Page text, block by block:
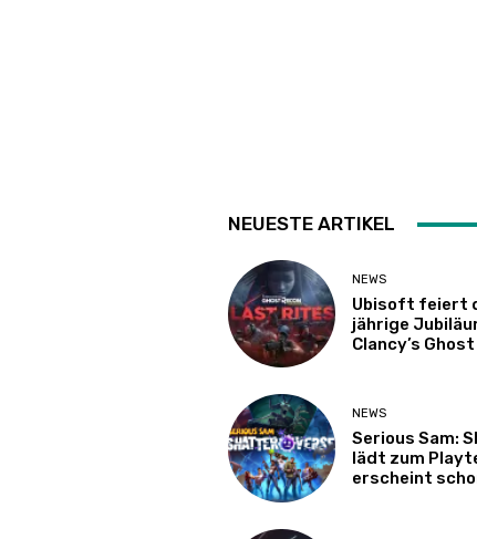
NEUESTE ARTIKEL
NEWS
Ubisoft feiert
jährige
Clancy’s
NEWS
Serious Sam:
lädt zum
erscheint